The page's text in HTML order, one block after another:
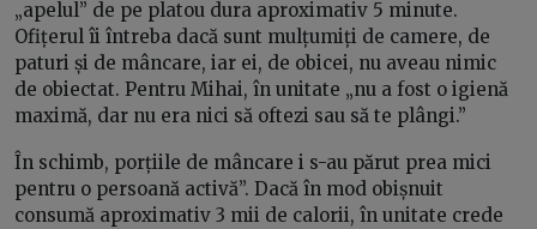
„apelul” de pe platou dura aproximativ 5 minute.
Ofițerul îi întreba dacă sunt mulțumiți de camere, de
paturi și de mâncare, iar ei, de obicei, nu aveau nimic
de obiectat. Pentru Mihai, în unitate „nu a fost o igienă
maximă, dar nu era nici să oftezi sau să te plângi.”
În schimb, porțiile de mâncare i s-au părut prea mici
pentru o persoană activă”. Dacă în mod obișnuit
consumă aproximativ 3 mii de calorii, în unitate crede